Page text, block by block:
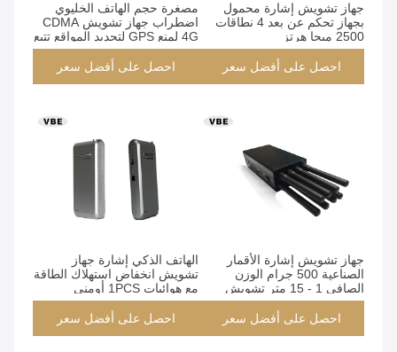
جهاز تشويش إشارة محمول
بجهاز تحكم عن بعد 4 نطاقات
2500 ميجا هرتز
احصل على أفضل سعر
مصغرة حجم الهاتف الخليوي
اضطراب جهاز تشويش CDMA
4G لمنع GPS لتحديد المواقع تتبع
الأقمار الصناعية
احصل على أفضل سعر
جهاز تشويش إشارة الأقمار
الصناعية 500 جرام الوزن
الصافي 1 - 15 متر تشويش
نصف القطر
احصل على أفضل سعر
الهاتف الذكي إشارة جهاز
تشويش انخفاض استهلاك الطاقة
مع هوائيات 1PCS أومني
احصل على أفضل سعر